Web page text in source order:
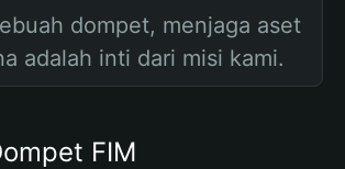
dompet, menjaga aset
adalah inti dari misi kami.
FIM